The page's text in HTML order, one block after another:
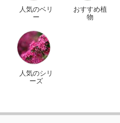
人気のベリ
ー
おすすめ植
物
人気のシリ
ーズ